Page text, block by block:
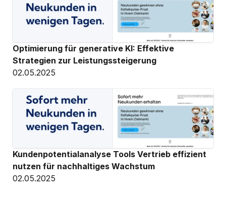
Optimierung für generative KI: Effektive
Strategien zur Leistungssteigerung
02.05.2025
Kundenpotentialanalyse Tools Vertrieb effizient
nutzen für nachhaltiges Wachstum
02.05.2025